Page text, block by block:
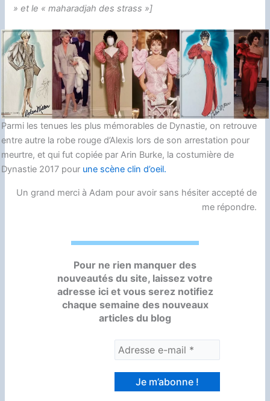
» et le « maharadjah des strass »]
Parmi les tenues les plus mémorables de Dynastie, on retrouve
entre autre la robe rouge d’Alexis lors de son arrestation pour
meurtre, et qui fut copiée par Arin Burke, la costumière de
Dynastie 2017 pour une scène clin d’oeil.
Un grand merci à Adam pour avoir sans hésiter accepté de
me répondre.
Pour ne rien manquer des
nouveautés du site, laissez votre
adresse ici et vous serez notifiez
chaque semaine des nouveaux
articles du blog